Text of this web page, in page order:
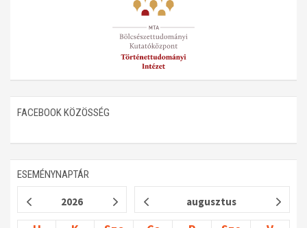
FACEBOOK KÖZÖSSÉG
ESEMÉNYNAPTÁR
2026 augusztus